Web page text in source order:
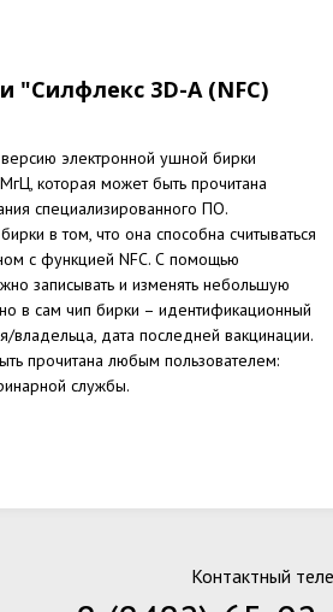
"Силфлекс 3D-A (NFC)
электронной ушной бирки
которая может быть прочитана
специализированного ПО.
в том, что она способна считываться
с функцией NFC. С помощью
записывать и изменять небольшую
в сам чип бирки – идентификационный
владельца, дата последней вакцинации.
прочитана любым пользователем:
службы.
Контактный